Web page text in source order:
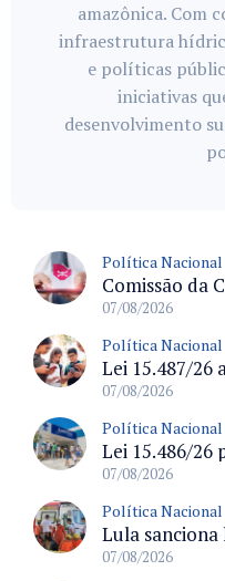
amazônica. Com
infraestrutura
e políticas
iniciativas
desenvolvimento
Política Nacional
07/08/2026
Política Nacional
07/08/2026
Política Nacional
07/08/2026
Política Nacional
07/08/2026